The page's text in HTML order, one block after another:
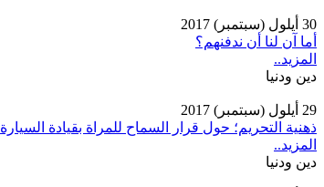
30 أيلول (سبتمبر) 2017
أما آن لنا أن ندفنهم؟
المزيد..
دين ودنيا
29 أيلول (سبتمبر) 2017
ذهنية التحريم؛ حول قرار السماح للمراة بقيادة السيارة
المزيد..
دين ودنيا